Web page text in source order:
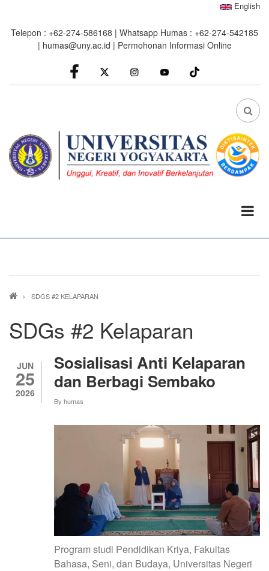
main
English
Telepon : +62-274-586168 | Whatsapp Humas : +62-274-542185
| humas@uny.ac.id | Permohonan Informasi Online
facebook
Instagram youtube
FA
Breadcrumb
SDGS #2 KELAPARAN
SDGs #2 Kelaparan
JUN
25
2026
Sosialisasi Anti Kelaparan
dan Berbagi Sembako
By humas
Program studi Pendidikan Kriya, Fakultas
Bahasa, Seni, dan Budaya, Universitas Negeri